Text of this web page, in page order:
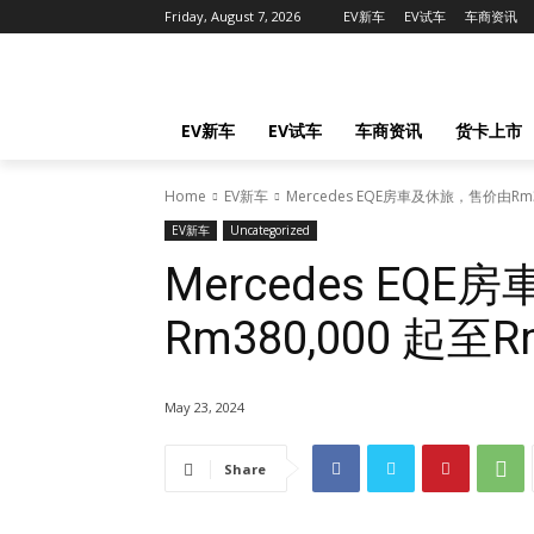
Friday, August 7, 2026 EV新车 EV试车 车商资讯
EV新车 EV试车 车商资讯 货卡上市
Home EV新车 Mercedes EQE房車及休旅，售价由
EV新车 Uncategorized
Mercedes EQE房
Rm380,000 起至
May 23, 2024
Share